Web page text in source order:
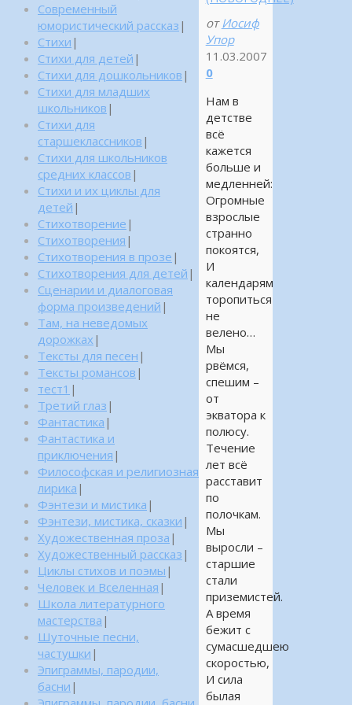
от Иосиф
Упор
11.03.2007
0
Нам в
детстве
всё
кажется
больше и
медленней:
Огромные
взрослые
странно
покоятся,
И
календарям
торопиться
не
велено…
Мы
рвёмся,
спешим –
от
экватора к
полюсу.
Течение
лет всё
расставит
по
полочкам.
Мы
выросли –
старшие
стали
приземистей.
А время
бежит с
сумасшедшею
скоростью,
И сила
былая
Современный
юмористический рассказ |
Стихи |
Стихи для детей |
Стихи для дошкольников |
Стихи для младших
школьников |
Стихи для
старшеклассников |
Стихи для школьников
средних классов |
Стихи и их циклы для
детей |
Стихотворение |
Стихотворения |
Стихотворения в прозе |
Стихотворения для детей |
Сценарии и диалоговая
форма произведений |
Там, на неведомых
дорожках |
Тексты для песен |
Тексты романсов |
тест1 |
Третий глаз |
Фантастика |
Фантастика и
приключения |
Философская и религиозная
лирика |
Фэнтези и мистика |
Фэнтези, мистика, сказки |
Художественная проза |
Художественный рассказ |
Циклы стихов и поэмы |
Человек и Вселенная |
Школа литературного
мастерства |
Шуточные песни,
частушки |
Эпиграммы, пародии,
басни |